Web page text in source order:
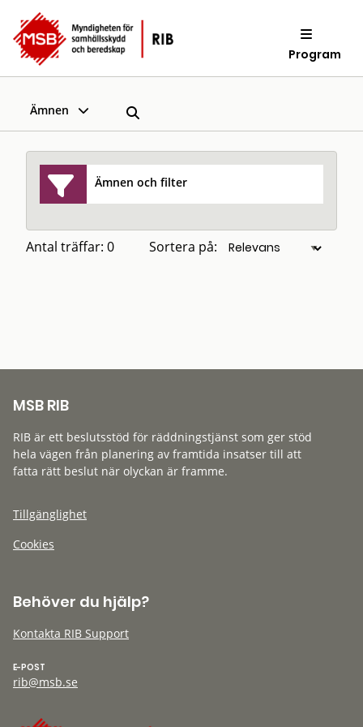
Program
Ämnen
Ämnen och filter
Antal träffar: 0 Sortera på:
MSB RIB
RIB är ett beslutsstöd för räddningstjänst som ger stöd
hela vägen från planering av framtida insatser till att
fatta rätt beslut när olyckan är framme.
Tillgänglighet
Cookies
Behöver du hjälp?
Kontakta RIB Support
E-POST
rib@msb.se